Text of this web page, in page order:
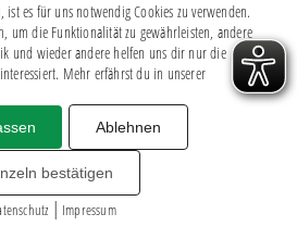
|Datenschutz
CHEMIE LEIPZIG © 2026
MITGLIEDERZAHL: 2.816
webdesign by3W
ist es für uns notwendig Cookies zu verwenden.
um die Funktionalität zu gewährleisten, andere
und wieder andere helfen uns dir nur die
Mehr erfährst du in unserer
Ablehnen
bestätigen
| Impressum